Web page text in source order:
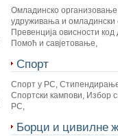
Омладинско организовање
удруживања и омладински
Превенција овисности код
Помоћ и савјетовање,
Спорт
Спорт у РС,
Спортски кампови, Избор
РС,
Борци и цивилне